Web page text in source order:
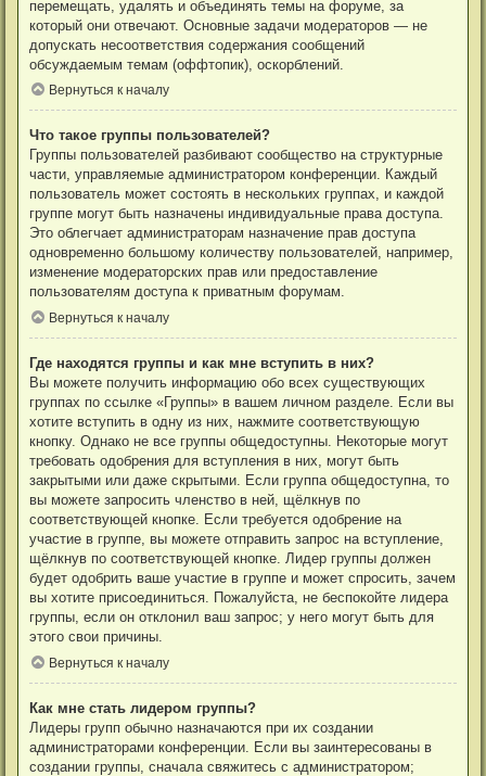
перемещать, удалять и объединять темы на форуме, за
который они отвечают. Основные задачи модераторов — не
допускать несоответствия содержания сообщений
обсуждаемым темам (оффтопик), оскорблений.
Вернуться к началу
Что такое группы пользователей?
Группы пользователей разбивают сообщество на структурные
части, управляемые администратором конференции. Каждый
пользователь может состоять в нескольких группах, и каждой
группе могут быть назначены индивидуальные права доступа.
Это облегчает администраторам назначение прав доступа
одновременно большому количеству пользователей, например,
изменение модераторских прав или предоставление
пользователям доступа к приватным форумам.
Вернуться к началу
Где находятся группы и как мне вступить в них?
Вы можете получить информацию обо всех существующих
группах по ссылке «Группы» в вашем личном разделе. Если вы
хотите вступить в одну из них, нажмите соответствующую
кнопку. Однако не все группы общедоступны. Некоторые могут
требовать одобрения для вступления в них, могут быть
закрытыми или даже скрытыми. Если группа общедоступна, то
вы можете запросить членство в ней, щёлкнув по
соответствующей кнопке. Если требуется одобрение на
участие в группе, вы можете отправить запрос на вступление,
щёлкнув по соответствующей кнопке. Лидер группы должен
будет одобрить ваше участие в группе и может спросить, зачем
вы хотите присоединиться. Пожалуйста, не беспокойте лидера
группы, если он отклонил ваш запрос; у него могут быть для
этого свои причины.
Вернуться к началу
Как мне стать лидером группы?
Лидеры групп обычно назначаются при их создании
администраторами конференции. Если вы заинтересованы в
создании группы, сначала свяжитесь с администратором;